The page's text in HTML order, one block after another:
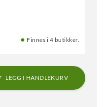
Finnes i 4 butikker.
LEGG I HANDLEKURV